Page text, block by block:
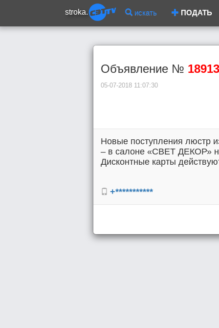
stroka. искать ПОДАТЬ
Объявление № 18913
05-07-2018 11:07:30
Новые поступления люстр
– в салоне «СВЕТ ДЕКОР»
Дисконтные карты
+***********